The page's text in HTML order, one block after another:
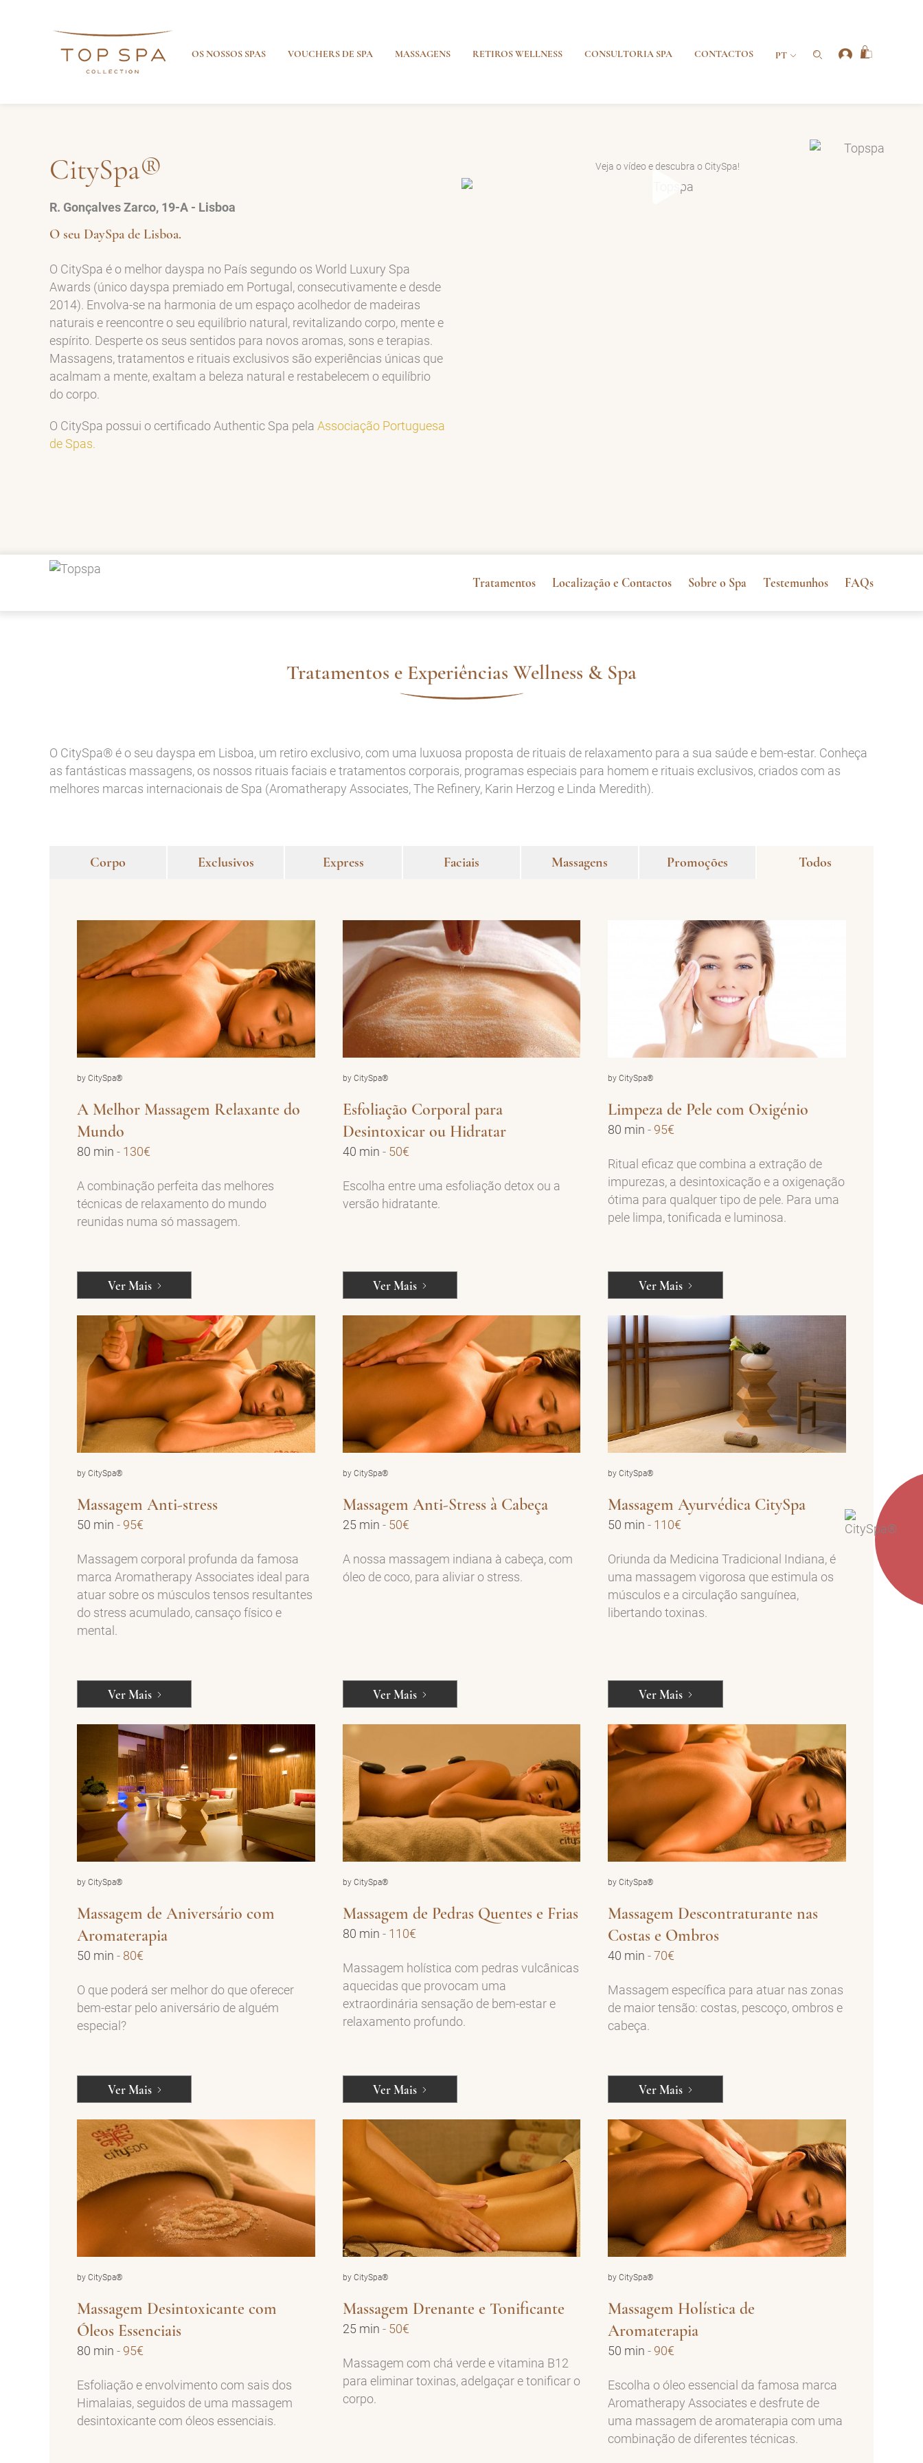
OS NOSSOS SPAS VOUCHERS DE SPA MASSAGENS RETIROS WELLNESS CONSULTORIA SPA CONTACTOS PT
CitySpa®
R. Gonçalves Zarco, 19-A - Lisboa
O seu DaySpa de Lisboa.
O CitySpa é o melhor dayspa no País segundo os World Luxury Spa
Awards (único dayspa premiado em Portugal, consecutivamente e desde
2014). Envolva-se na harmonia de um espaço acolhedor de madeiras
naturais e reencontre o seu equilíbrio natural, revitalizando corpo, mente e
espírito. Desperte os seus sentidos para novos aromas, sons e terapias.
Massagens, tratamentos e rituais exclusivos são experiências únicas que
acalmam a mente, exaltam a beleza natural e restabelecem o equilíbrio
do corpo.
O CitySpa possui o certificado Authentic Spa pela Associação Portuguesa
de Spas.
Veja o vídeo e descubra o CitySpa!
Tratamentos Localização e Contactos Sobre o Spa Testemunhos FAQs
Tratamentos e Experiências Wellness & Spa
O CitySpa® é o seu dayspa em Lisboa, um retiro exclusivo, com uma luxuosa proposta de rituais de relaxamento para a sua saúde e bem-estar. Conheça
as fantásticas massagens, os nossos rituais faciais e tratamentos corporais, programas especiais para homem e rituais exclusivos, criados com as
melhores marcas internacionais de Spa (Aromatherapy Associates, The Refinery, Karin Herzog e Linda Meredith).
Corpo Exclusivos Express Faciais Massagens Promoções Todos
by CitySpa®
A Melhor Massagem Relaxante do
Mundo
80 min - 130€
A combinação perfeita das melhores
técnicas de relaxamento do mundo
reunidas numa só massagem.
Ver Mais
by CitySpa®
Esfoliação Corporal para
Desintoxicar ou Hidratar
40 min - 50€
Escolha entre uma esfoliação detox ou a
versão hidratante.
Ver Mais
by CitySpa®
Limpeza de Pele com Oxigénio
80 min - 95€
Ritual eficaz que combina a extração de
impurezas, a desintoxicação e a oxigenação
ótima para qualquer tipo de pele. Para uma
pele limpa, tonificada e luminosa.
Ver Mais
by CitySpa®
Massagem Anti-stress
50 min - 95€
Massagem corporal profunda da famosa
marca Aromatherapy Associates ideal para
atuar sobre os músculos tensos resultantes
do stress acumulado, cansaço físico e
mental.
Ver Mais
by CitySpa®
Massagem Anti-Stress à Cabeça
25 min - 50€
A nossa massagem indiana à cabeça, com
óleo de coco, para aliviar o stress.
Ver Mais
by CitySpa®
Massagem Ayurvédica CitySpa
50 min - 110€
Oriunda da Medicina Tradicional Indiana, é
uma massagem vigorosa que estimula os
músculos e a circulação sanguínea,
libertando toxinas.
Ver Mais
by CitySpa®
Massagem de Aniversário com
Aromaterapia
50 min - 80€
O que poderá ser melhor do que oferecer
bem-estar pelo aniversário de alguém
especial?
Ver Mais
by CitySpa®
Massagem de Pedras Quentes e Frias
80 min - 110€
Massagem holística com pedras vulcânicas
aquecidas que provocam uma
extraordinária sensação de bem-estar e
relaxamento profundo.
Ver Mais
by CitySpa®
Massagem Descontraturante nas
Costas e Ombros
40 min -70€
Massagem específica para atuar nas zonas
de maior tensão: costas, pescoço, ombros e
cabeça.
Ver Mais
by CitySpa®
Massagem Desintoxicante com
Óleos Essenciais
80 min - 95€
Esfoliação e envolvimento com sais dos
Himalaias, seguidos de uma massagem
desintoxicante com óleos essenciais.
by CitySpa®
Massagem Drenante e Tonificante
25 min - 50€
Massagem com chá verde e vitamina B12
para eliminar toxinas, adelgaçar e tonificar o
corpo.
by CitySpa®
Massagem Holística de
Aromaterapia
50 min - 90€
Escolha o óleo essencial da famosa marca
Aromatherapy Associates e desfrute de
uma massagem de aromaterapia com uma
combinação de diferentes técnicas.